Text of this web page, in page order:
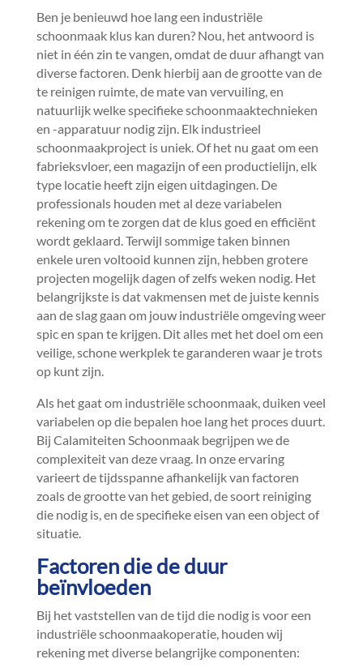
Ben je benieuwd hoe lang een industriële
schoonmaak klus kan duren? Nou, het antwoord is
niet in één zin te vangen, omdat de duur afhangt van
diverse factoren.​ Denk hierbij aan de grootte van de
te reinigen ruimte, de mate van vervuiling, en
natuurlijk welke specifieke schoonmaaktechnieken
en -apparatuur nodig zijn.​ Elk industrieel
schoonmaakproject is uniek.​ Of het nu gaat om een
fabrieksvloer, een magazijn of een productielijn, elk
type locatie heeft zijn eigen uitdagingen.​ De
professionals houden met al deze variabelen
rekening om te zorgen dat de klus goed en efficiënt
wordt geklaard.​ Terwijl sommige taken binnen
enkele uren voltooid kunnen zijn, hebben grotere
projecten mogelijk dagen of zelfs weken nodig.​ Het
belangrijkste is dat vakmensen met de juiste kennis
aan de slag gaan om jouw industriële omgeving weer
spic en span te krijgen.​ Dit alles met het doel om een
veilige, schone werkplek te garanderen waar je trots
op kunt zijn.​
Als het gaat om industriële schoonmaak, duiken veel
variabelen op die bepalen hoe lang het proces duurt.​
Bij Calamiteiten Schoonmaak begrijpen we de
complexiteit van deze vraag.​ In onze ervaring
varieert de tijdsspanne afhankelijk van factoren
zoals de grootte van het gebied, de soort reiniging
die nodig is, en de specifieke eisen van een object of
situatie.​
Factoren die de duur
beïnvloeden
Bij het vaststellen van de tijd die nodig is voor een
industriële schoonmaakoperatie, houden wij
rekening met diverse belangrijke componenten: